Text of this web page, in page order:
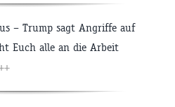
– Trump sagt Angriffe auf
Euch alle an die Arbeit